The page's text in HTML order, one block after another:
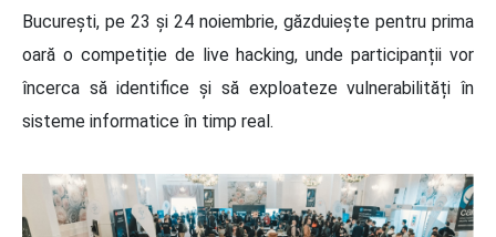
București, pe 23 și 24 noiembrie, găzduiește pentru prima
oară o competiție de live hacking, unde participanții vor
încerca să identifice și să exploateze vulnerabilități în
sisteme informatice în timp real.